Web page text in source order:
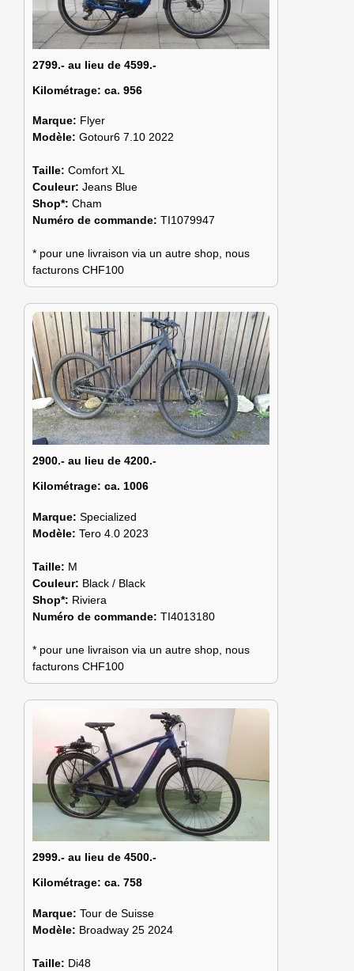
2799.- au lieu de 4599.-
Kilométrage: ca. 956
Marque: Flyer
Modèle: Gotour6 7.10 2022
Taille: Comfort XL
Couleur: Jeans Blue
Shop*: Cham
Numéro de commande: TI1079947
* pour une livraison via un autre shop, nous
facturons CHF100
2900.- au lieu de 4200.-
Kilométrage: ca. 1006
Marque: Specialized
Modèle: Tero 4.0 2023
Taille: M
Couleur: Black / Black
Shop*: Riviera
Numéro de commande: TI4013180
* pour une livraison via un autre shop, nous
facturons CHF100
2999.- au lieu de 4500.-
Kilométrage: ca. 758
Marque: Tour de Suisse
Modèle: Broadway 25 2024
Taille: Di48